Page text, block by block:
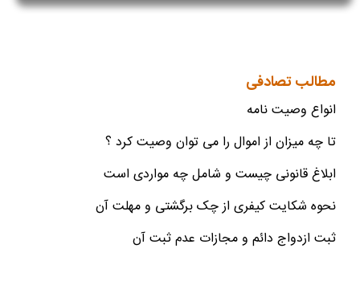
مطالب تصادفی
انواع وصیت نامه
تا چه میزان از اموال را می توان وصیت کرد ؟
ابلاغ قانونی چیست و شامل چه مواردی است
نحوه شکایت کیفری از چک برگشتی و مهلت آن
ثبت ازدواج دائم و مجازات عدم ثبت آن